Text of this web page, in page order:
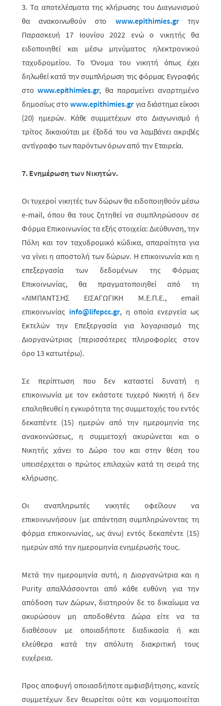
3.Τα αποτελέσματα της κλήρωσης του Διαγωνισμού
θα ανακοινωθούν στο www.epithimies.grτην
Παρασκευή 17 Ιουνίου 2022 ενώ ο νικητής θα
ειδοποιηθεί και μέσω μηνύματος ηλεκτρονικού
ταχυδρομείου. Το Όνομα του νικητή όπως έχει
δηλωθεί κατά την συμπλήρωση της φόρμας Εγγραφής
στο www.epithimies.gr, θα παραμείνει αναρτημένο
δημοσίως στοwww.epithimies.gr για διάστημα είκοσι
(20) ημερών. Κάθε συμμετέχων στο Διαγωνισμό ή
τρίτος δικαιούται με έξοδά του να λαμβάνει ακριβές
αντίγραφο των παρόντων όρων από την Εταιρεία.
7. Ενημέρωση των Νικητών.
Οι τυχεροί νικητές των δώρων θα ειδοποιηθούν μέσω
e-mail, όπου θα τους ζητηθεί να συμπληρώσουν σε
Φόρμα Επικοινωνίας τα εξής στοιχεία: Διεύθυνση, την
Πόλη και τον ταχυδρομικό κώδικα, απαραίτητα για
να γίνει η αποστολή των δώρων. Η επικοινωνία και η
επεξεργασία των δεδομένων της Φόρμας
Επικοινωνίας, θα πραγματοποιηθεί από τη
«ΛΙΜΠΑΝΤΣΗΣ ΕΙΣΑΓΩΓΙΚΗ Μ.Ε.Π.Ε., email
επικοινωνίας info@lifepcc.gr, η οποία ενεργεία ως
Εκτελών την Επεξεργασία για λογαριασμό της
Διοργανώτριας (περισσότερες πληροφορίες στον
όρο 13 κατωτέρω).
Σε περίπτωση που δεν καταστεί δυνατή η
επικοινωνία με τον εκάστοτε τυχερό Νικητή ή δεν
επαληθευθεί η εγκυρότητα της συμμετοχής του εντός
δεκαπέντε (15) ημερών από την ημερομηνία της
ανακοινώσεως, η συμμετοχή ακυρώνεται και ο
Νικητής χάνει το Δώρο του και στην θέση του
υπεισέρχεται ο πρώτος επιλαχών κατά τη σειρά της
κλήρωσης.
Οι αναπληρωτές νικητές οφείλουν να
επικοινωνήσουν (με απάντηση συμπληρώνοντας τη
φόρμα επικοινωνίας, ως άνω) εντός δεκαπέντε (15)
ημερών από την ημερομηνία ενημέρωσής τους.
Μετά την ημερομηνία αυτή, η Διοργανώτρια και η
Purity απαλλάσσονται από κάθε ευθύνη για την
απόδοση των Δώρων, διατηρούν δε το δικαίωμα να
ακυ­ρώ­­σουν μη αποδοθέντα Δώρα είτε να τα
διαθέσουν με οποια­δήποτε διαδικα­σία ή και
ελεύθερα κατά την απόλυτη διακριτική τους
ευχέρεια.
Προς αποφυγή οποιασδήποτε αμφισβήτησης, κανείς
συμμετέχων δεν θεω­ρεί­ται ούτε και νομιμοποιείται